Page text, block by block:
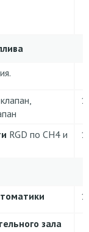
1
RGD по CH4 и
1
1
зала